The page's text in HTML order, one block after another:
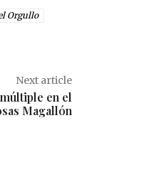
Orgullo
Next article
en el
Magallón